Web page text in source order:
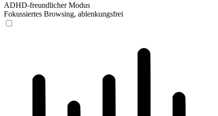
ADHD-freundlicher Modus
Fokussiertes Browsing, ablenkungsfrei